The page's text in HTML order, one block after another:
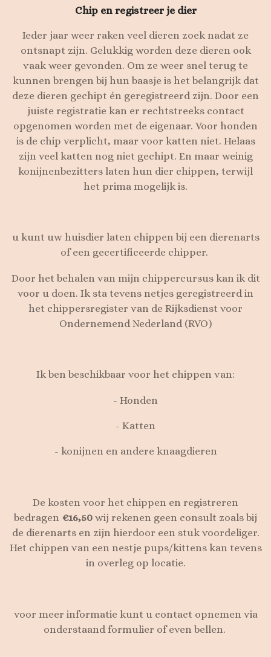
Chip en registreer je dier
Ieder jaar weer raken veel dieren zoek nadat ze
ontsnapt zijn. Gelukkig worden deze dieren ook
vaak weer gevonden. Om ze weer snel terug te
kunnen brengen bij hun baasje is het belangrijk dat
deze dieren gechipt én geregistreerd zijn. Door een
juiste registratie kan er rechtstreeks contact
opgenomen worden met de eigenaar. Voor honden
is de chip verplicht, maar voor katten niet. Helaas
zijn veel katten nog niet gechipt. En maar weinig
konijnenbezitters laten hun dier chippen, terwijl
het prima mogelijk is.
u kunt uw huisdier laten chippen bij een dierenarts
of een gecertificeerde chipper.
Door het behalen van mijn chippercursus kan ik dit
voor u doen. Ik sta tevens netjes geregistreerd in
het chippersregister van de Rijksdienst voor
Ondernemend Nederland (RVO)
Ik ben beschikbaar voor het chippen van:
- Honden
- Katten
- konijnen en andere knaagdieren
De kosten voor het chippen en registreren
bedragen €16,50 wij rekenen geen consult zoals bij
de dierenarts en zijn hierdoor een stuk voordeliger.
Het chippen van een nestje pups/kittens kan tevens
in overleg op locatie.
voor meer informatie kunt u contact opnemen via
onderstaand formulier of even bellen.